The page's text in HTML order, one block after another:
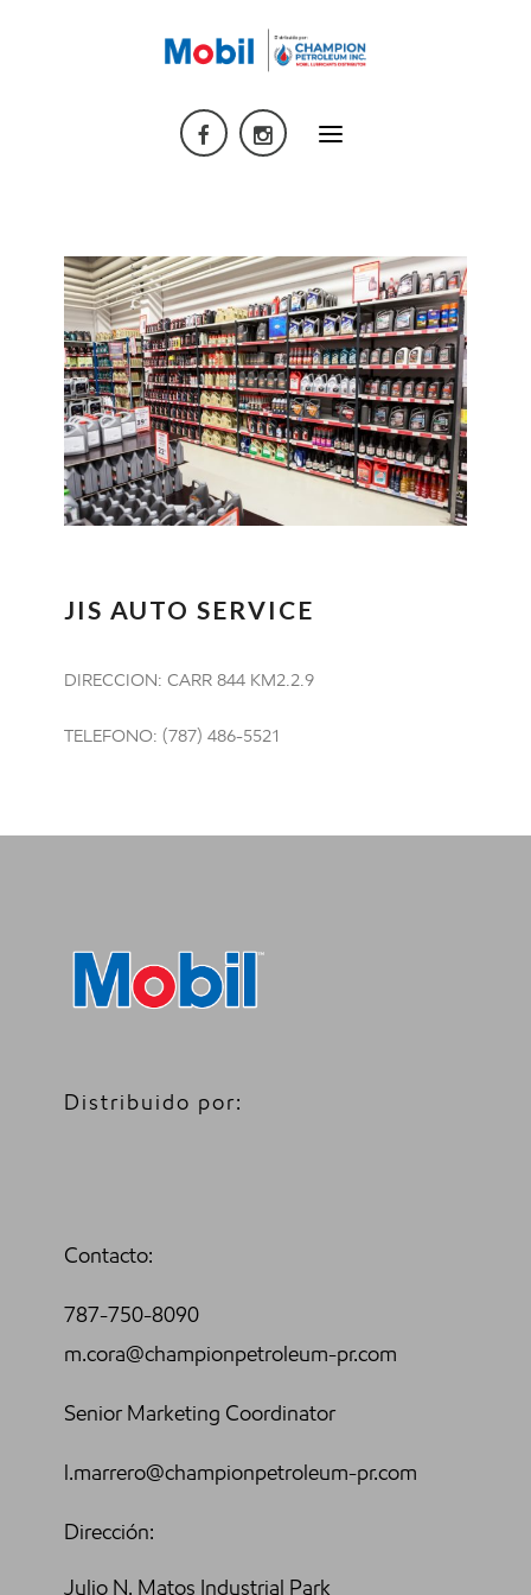
JIS AUTO SERVICE
DIRECCION: CARR 844 KM2.2.9
TELEFONO: (787) 486-5521
Distribuido por:
Contacto:
787-750-8090
m.cora@championpetroleum-pr.com
Senior Marketing Coordinator
l.marrero@championpetroleum-pr.com
Dirección:
Julio N. Matos Industrial Park